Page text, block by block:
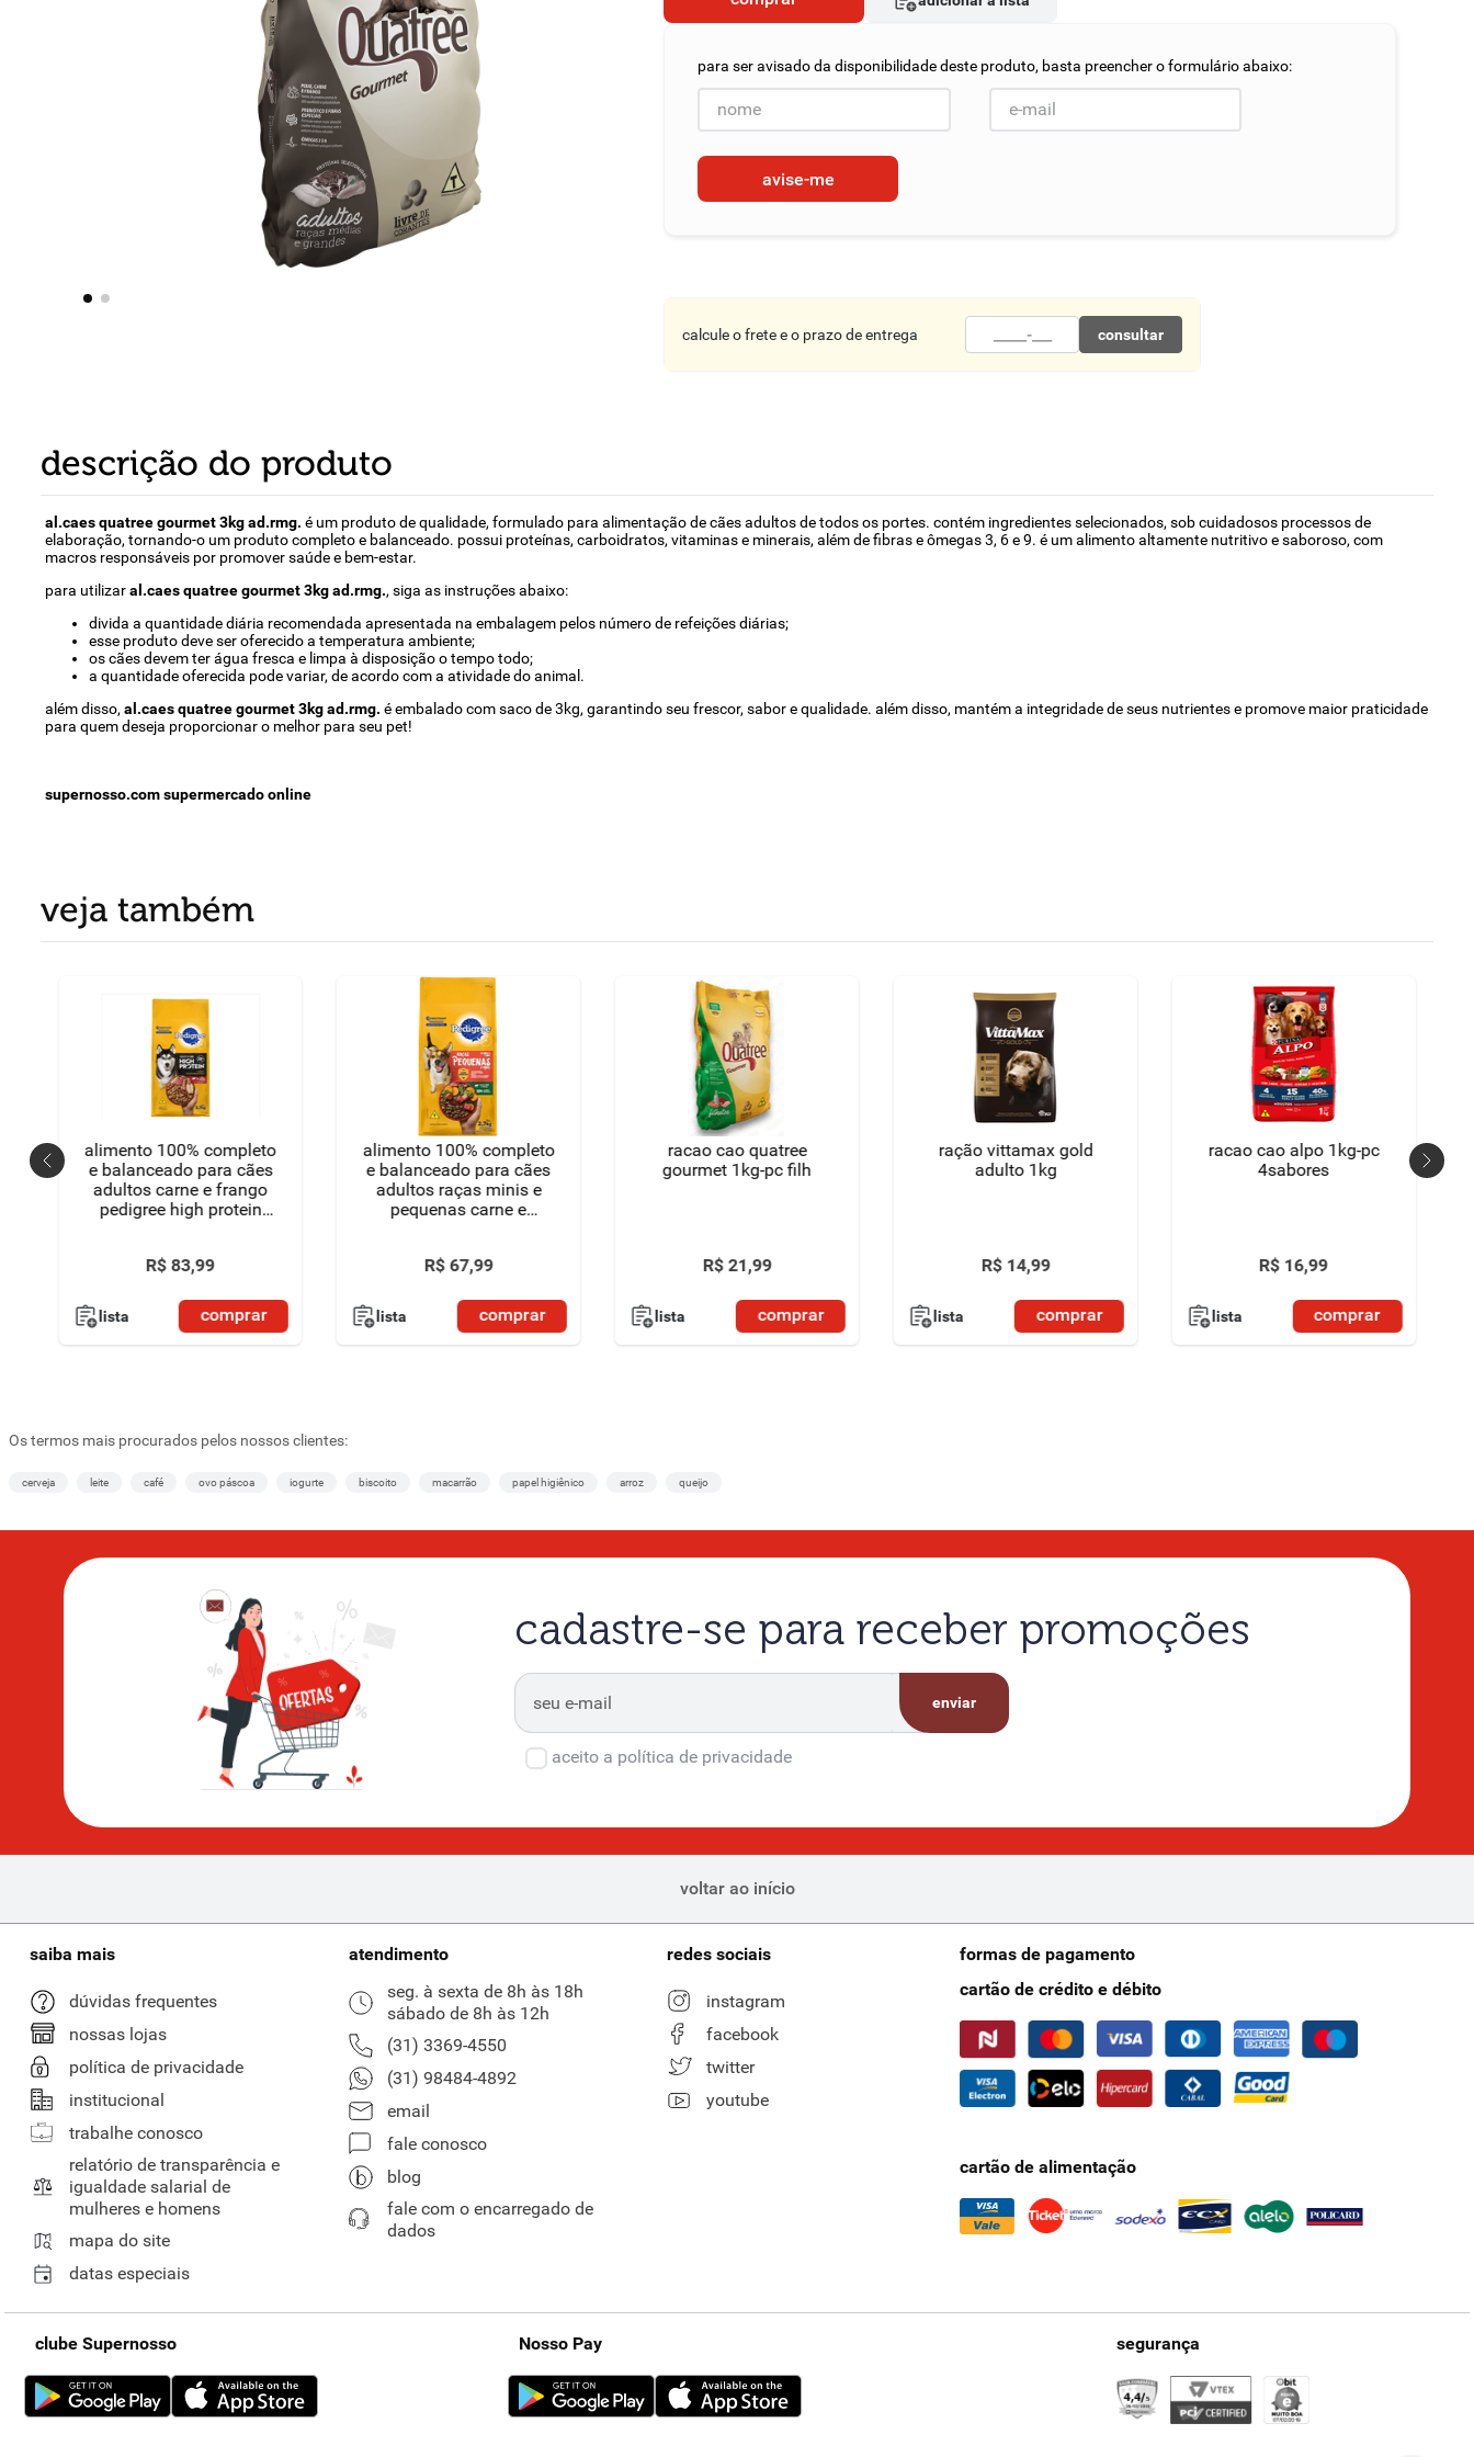
avise-me
calcule o frete e o prazo de entrega consultar
descrição do produto
al.caes quatree gourmet 3kg ad.rmg. é um produto de qualidade, formulado para alimentação de cães adultos de todos os portes. contém ingredientes selecionados, sob cuidadosos processos de
elaboração, tornando-o um produto completo e balanceado. possui proteínas, carboidratos, vitaminas e minerais, além de fibras e ômegas 3, 6 e 9. é um alimento altamente nutritivo e saboroso, com
macros responsáveis por promover saúde e bem-estar.
para utilizaral.caes quatree gourmet 3kg ad.rmg., siga as instruções abaixo:
divida a quantidade diária recomendada apresentada na embalagem pelos número de refeições diárias;
esse produto deve ser oferecido a temperatura ambiente;
os cães devem ter água fresca e limpa à disposição o tempo todo;
a quantidade oferecida pode variar, de acordo com a atividade do animal.
além disso, al.caes quatree gourmet 3kg ad.rmg. é embalado com saco de 3kg, garantindo seu frescor, sabor e qualidade. além disso, mantém a integridade de seus nutrientes e promove maior praticidade
para quem deseja proporcionar o melhor para seu pet!
supernosso.com supermercado online
veja também
alimento 100% completo
e balanceado para cães
adultos carne e frango
pedigree high protein
R$ 83,99
lista comprar
alimento 100% completo
e balanceado para cães
adultos raças minis e
pequenas carne e
R$ 67,99
lista comprar
racao cao quatree
gourmet 1kg-pc filh
R$ 21,99
lista comprar
ração vittamax gold
adulto 1kg
R$ 14,99
lista comprar
racao cao alpo 1kg-pc
4sabores
R$ 16,99
lista comprar
Os termos mais procurados pelos nossos clientes:
cerveja leite café ovo páscoa iogurte biscoito macarrão papel higiênico arroz queijo
cadastre-se para receber promoções
enviar
aceito a política de privacidade
voltar ao início
saiba mais
dúvidas frequentes
nossas lojas
política de privacidade
institucional
trabalhe conosco
relatório de transparência e
igualdade salarial de
mulheres e homens
mapa do site
datas especiais
atendimento
seg. à sexta de 8h às 18h
sábado de 8h às 12h
(31) 3369-4550
(31) 98484-4892
email
fale conosco
blog
fale com o encarregado de
dados
redes sociais
instagram
facebook
twitter
youtube
formas de pagamento
cartão de crédito e débito
cartão de alimentação
clube Supernosso Nosso Pay segurança
detergente
9º macarrão
10º chocolate